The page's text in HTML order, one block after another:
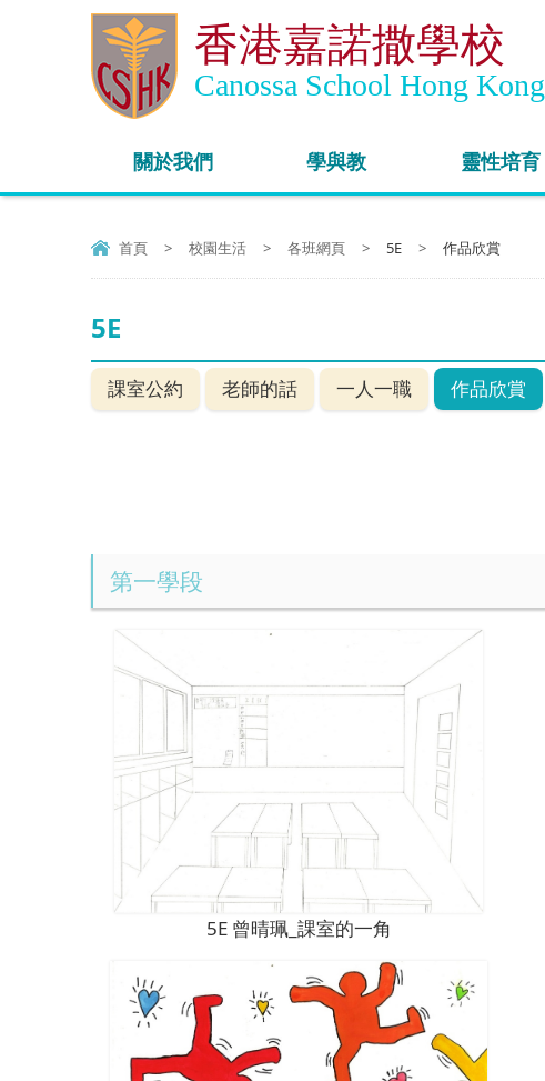
香港嘉諾撒學校
Canossa School Hong Kong
關於我們 學與教 靈性培育
首頁 > 校園生活 > 各班網頁 > 5E > 作品欣賞
5E
課室公約 老師的話 一人一職 作品欣賞
第一學段
5E 曾晴珮_課室的一角